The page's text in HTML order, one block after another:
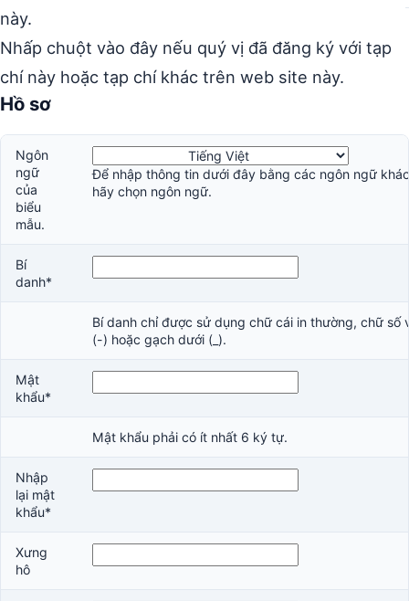
này.
Nhấp chuột vào đây nếu quý vị đã đăng ký với tạp
chí này hoặc tạp chí khác trên web site này.
Hồ sơ
Ngôn
ngữ
của
biểu
mẫu.
Để nhập thông tin dưới đây bằng các ngôn ngữ
hãy chọn ngôn ngữ.
Bí
danh*
Bí danh chỉ được sử dụng chữ cái in thường, chữ số
(-) hoặc gạch dưới (_).
Mật
khẩu*
Mật khẩu phải có ít nhất 6 ký tự.
Nhập
lại mật
khẩu*
Xưng
hô